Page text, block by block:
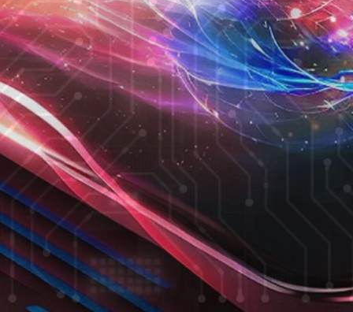
Unmute / Loaded